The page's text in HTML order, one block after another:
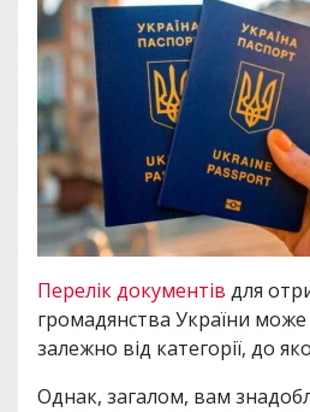
Перелік документів для
громадянства України
залежно від категорії, до
Однак, загалом, вам